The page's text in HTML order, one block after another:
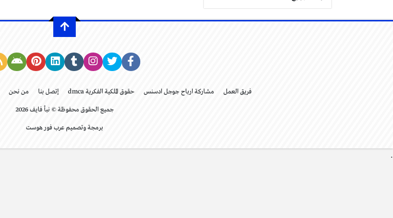
فريق العمل مشاركة ارباح جوجل ادسنس حقوق الملكية الفكرية dmca إتصل بنا من نحن
جميع الحقوق محفوظة © نبأ فايف 2026
برمجة وتصميم عرب فور هوست
.